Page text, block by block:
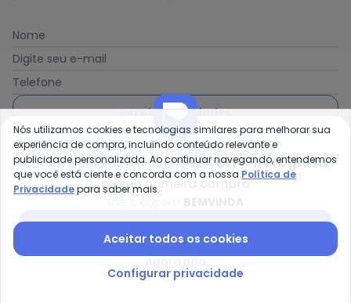
Nome
Digite seu e-mail
Telefone
Receber novidades
Ao enviar o cadastro, você concorda com a nossa
de Privacidade
Posthaus é uma marca da Posthaus Ltda / CNPJ:
80.462.138/0001-41
Endereço: Rua Werner Duwe, 202 Bairro Badenfurt -
Compre pelo app e ganhe12% OFF + frete grátis
na sua primeira compra
Nós utilizamos cookies e tecnologias similares para melhorar sua
experiência de compra, incluindo conteúdo relevante e
publicidade personalizada. Ao continuar navegando, entendemos
que você está ciente e concorda com a nossa Política de
Privacidadepara saber mais.
Aceitar todos os cookies
Configurar privacidade